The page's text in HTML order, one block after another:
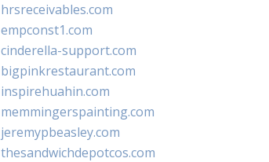
hrsreceivables.com
empconst1.com
cinderella-support.com
bigpinkrestaurant.com
inspirehuahin.com
memmingerspainting.com
jeremypbeasley.com
thesandwichdepotcos.com